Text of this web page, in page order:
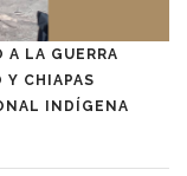
LA GUERRA
Y CHIAPAS
INDÍGENA